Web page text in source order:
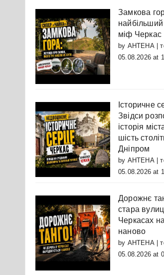
Замкова
найбільший
міф Черкас
by АНТЕНА |
05.08.2026 at
Історичне
Звідси
історія
шість
Дніпром
by АНТЕНА |
05.08.2026 at
Дорожнє
стара
Черкасах
наново
by АНТЕНА |
05.08.2026 at